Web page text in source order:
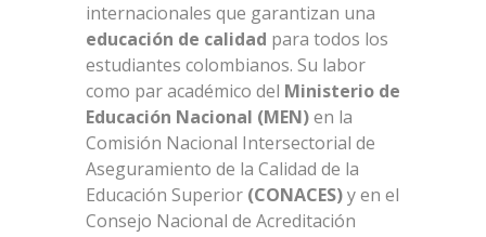
internacionales que garantizan una
educación de calidad para todos los
estudiantes colombianos. Su labor
como par académico del Ministerio de
Educación Nacional (MEN)en la
Comisión Nacional Intersectorial de
Aseguramiento de la Calidad de la
Educación Superior (CONACES)y en el
Consejo Nacional de Acreditación